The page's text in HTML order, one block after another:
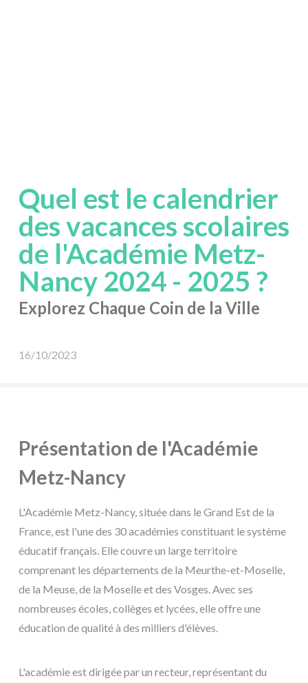
Quel est le calendrier
des vacances scolaires
de l'Académie Metz-
Nancy 2024 - 2025 ?
Explorez Chaque Coin de la Ville
16/10/2023
Présentation de l'Académie
Metz-Nancy
L'Académie Metz-Nancy, située dans le Grand Est de la
France, est l'une des 30 académies constituant le système
éducatif français. Elle couvre un large territoire
comprenant les départements de la Meurthe-et-Moselle,
de la Meuse, de la Moselle et des Vosges. Avec ses
nombreuses écoles, collèges et lycées, elle offre une
éducation de qualité à des milliers d'élèves.
L'académie est dirigée par un recteur, représentant du